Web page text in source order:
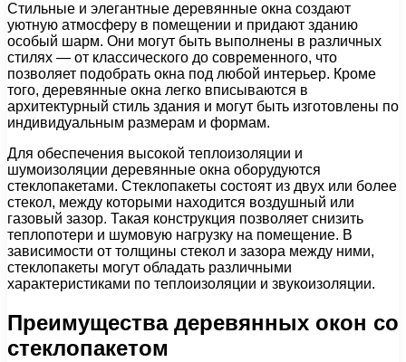
Стильные и элегантные деревянные окна создают
уютную атмосферу в помещении и придают зданию
особый шарм. Они могут быть выполнены в различных
стилях — от классического до современного, что
позволяет подобрать окна под любой интерьер. Кроме
того, деревянные окна легко вписываются в
архитектурный стиль здания и могут быть изготовлены по
индивидуальным размерам и формам.
Для обеспечения высокой теплоизоляции и
шумоизоляции деревянные окна оборудуются
стеклопакетами. Стеклопакеты состоят из двух или более
стекол, между которыми находится воздушный или
газовый зазор. Такая конструкция позволяет снизить
теплопотери и шумовую нагрузку на помещение. В
зависимости от толщины стекол и зазора между ними,
стеклопакеты могут обладать различными
характеристиками по теплоизоляции и звукоизоляции.
Преимущества деревянных окон со
стеклопакетом